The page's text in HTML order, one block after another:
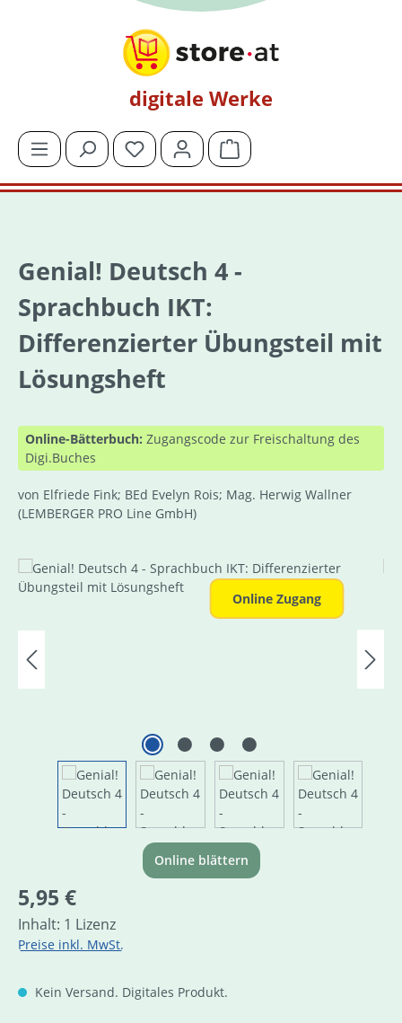
digitale Werke
Du hast 0 Produkte auf dem Merkzettel
Warenkorb enthält 0
Genial! Deutsch 4 -
Sprachbuch IKT:
Differenzierter Übungsteil mit
Lösungsheft
Online-Bätterbuch: Zugangscode zur Freischaltung des
Digi.Buches
von Elfriede Fink; BEd Evelyn Rois; Mag. Herwig Wallner
(LEMBERGER PRO Line GmbH)
Bildergalerie überspringen
Online Zugang
Online blättern
Regulärer Preis:
5,95 €
Inhalt: 1 Lizenz
Preise inkl. MwSt.
Kein Versand. Digitales Produkt.